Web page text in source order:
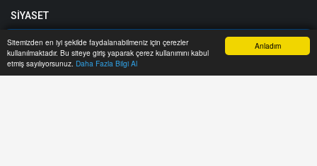
Anladım
Sitemizden en iyi şekilde faydalanabilmeniz için çerezler
kullanılmaktadır. Bu siteye giriş yaparak çerez kullanımını kabul
etmiş sayılıyorsunuz. Daha Fazla Bilgi Al
SİYASET
YAŞAM
Röportajlar
Künye
Anasayfa Yazarlar Haber Ara İhbar Hattı Menu